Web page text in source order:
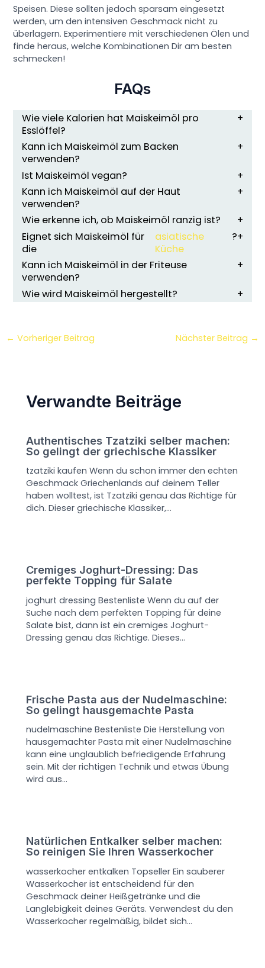
Speisen. Diese sollten jedoch sparsam eingesetzt
werden, um den intensiven Geschmack nicht zu
überlagern. Experimentiere mit verschiedenen Ölen und
finde heraus, welche Kombinationen Dir am besten
schmecken!
FAQs
Wie viele Kalorien hat Maiskeimöl pro
Esslöffel?
Kann ich Maiskeimöl zum Backen
verwenden?
Ist Maiskeimöl vegan?
Kann ich Maiskeimöl auf der Haut
verwenden?
Wie erkenne ich, ob Maiskeimöl ranzig ist?
Eignet sich Maiskeimöl für
die
asiatische
Küche
?
Kann ich Maiskeimöl in der Friteuse
verwenden?
Wie wird Maiskeimöl hergestellt?
← Vorheriger Beitrag Nächster Beitrag →
Verwandte Beiträge
Authentisches Tzatziki selber machen:
So gelingt der griechische Klassiker
tzatziki kaufen Wenn du schon immer den echten
Geschmack Griechenlands auf deinem Teller
haben wolltest, ist Tzatziki genau das Richtige für
dich. Dieser griechische Klassiker,…
Cremiges Joghurt-Dressing: Das
perfekte Topping für Salate
joghurt dressing Bestenliste Wenn du auf der
Suche nach dem perfekten Topping für deine
Salate bist, dann ist ein cremiges Joghurt-
Dressing genau das Richtige. Dieses…
Frische Pasta aus der Nudelmaschine:
So gelingt hausgemachte Pasta
nudelmaschine Bestenliste Die Herstellung von
hausgemachter Pasta mit einer Nudelmaschine
kann eine unglaublich befriedigende Erfahrung
sein. Mit der richtigen Technik und etwas Übung
wird aus…
Natürlichen Entkalker selber machen:
So reinigen Sie Ihren Wasserkocher
wasserkocher entkalken Topseller Ein sauberer
Wasserkocher ist entscheidend für den
Geschmack deiner Heißgetränke und die
Langlebigkeit deines Geräts. Verwendest du den
Wasserkocher regelmäßig, bildet sich…